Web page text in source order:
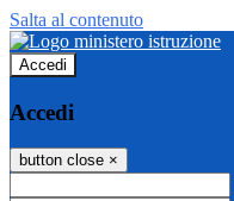
Salta al contenuto
Accedi
Accedi
button close ×